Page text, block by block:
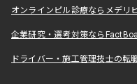
オンラインピル診療ならメデリ
企業研究・選考対策なら
ドライバー・施工管理技士の転